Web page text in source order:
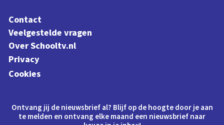
Contact
Veelgestelde vragen
Over Schooltv.nl
Privacy
Cookies
Ontvang jij de nieuwsbrief al? Blijf op de hoogte door je aan
te melden en ontvang elke maand een nieuwsbrief naar